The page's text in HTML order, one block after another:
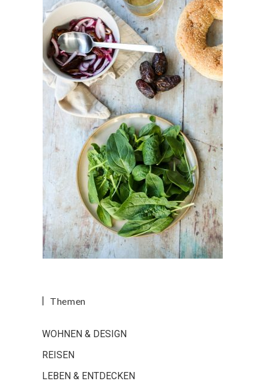
Themen
WOHNEN & DESIGN
REISEN
LEBEN & ENTDECKEN